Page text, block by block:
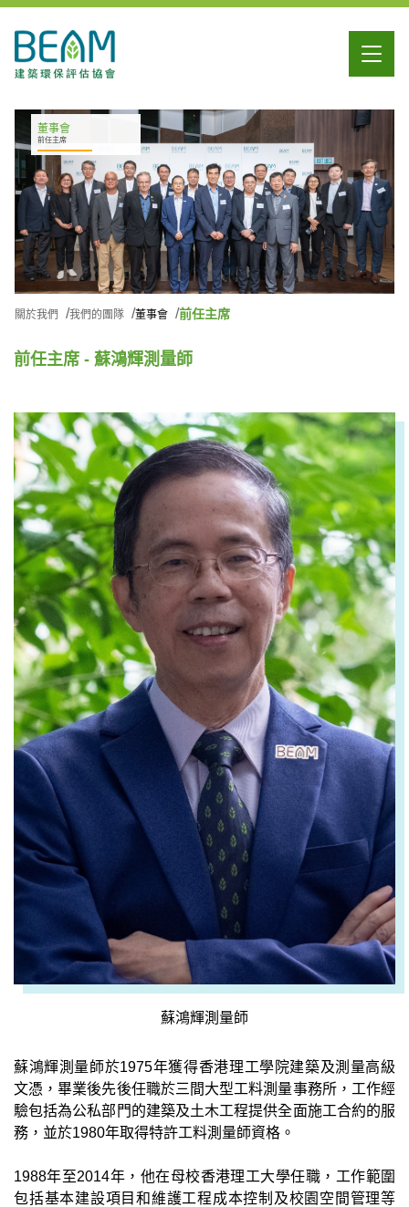
董事會
前任主席
關於我們 我們的團隊 董事會 前任主席
前任主席 - 蘇鴻輝測量師
蘇鴻輝測量師
蘇鴻輝測量師於1975年獲得香港理工學院建築及測量高級
文憑，畢業後先後任職於三間大型工料測量事務所，工作經
驗包括為公私部門的建築及土木工程提供全面施工合約的服
務，並於1980年取得特許工料測量師資格。
1988年至2014年，他在母校香港理工大學任職，工作範圍
包括基本建設項目和維護工程成本控制及校園空間管理等